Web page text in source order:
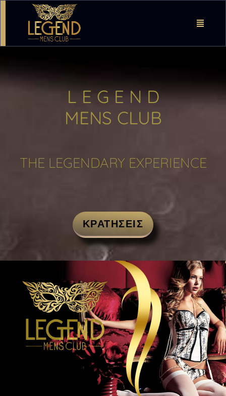
L E G E N D
MENS CLUB
THE LEGENDARY EXPERIENCE
ΚΡΑΤΗΣΕΙΣ